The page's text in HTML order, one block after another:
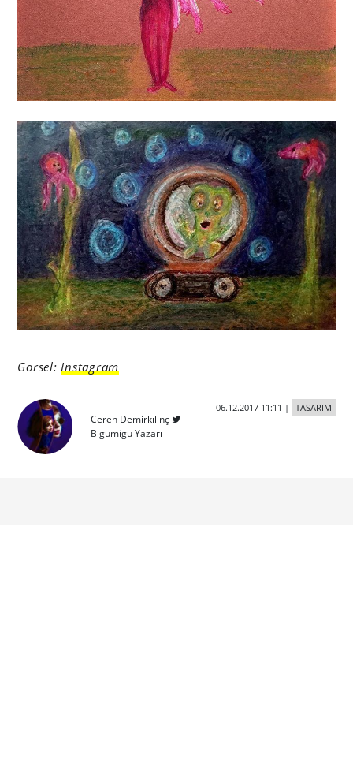
Görsel: Instagram
Ceren Demirkılınç
Bigumigu Yazarı
06.12.2017 11:11 | TASARIM